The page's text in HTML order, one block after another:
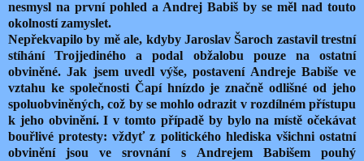
nesmysl na první pohled a Andrej Babiš by se měl nad touto
okolností zamyslet.
Nepřekvapilo by mě ale, kdyby Jaroslav Šaroch zastavil trestní
stíhání Trojjediného a podal obžalobu pouze na ostatní
obviněné. Jak jsem uvedl výše, postavení Andreje Babiše ve
vztahu ke společnosti Čapí hnízdo je značně odlišné od jeho
spoluobviněných, což by se mohlo odrazit v rozdílném přístupu
k jeho obvinění. I v tomto případě by bylo na místě očekávat
bouřlivé protesty: vždyť z politického hlediska všichni ostatní
obvinění jsou ve srovnání s Andrejem Babišem pouhý